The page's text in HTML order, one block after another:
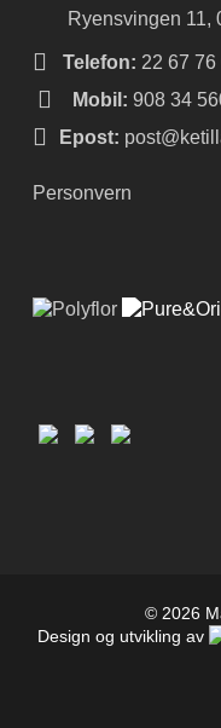
Ryensvingen 11,
Telefon: 22 67 76
Mobil: 908 34
Epost:
Personvern
© 2026
Design og utvikling av